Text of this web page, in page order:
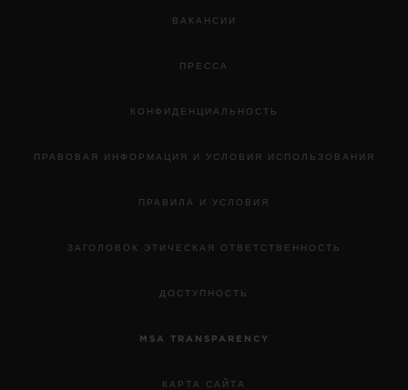
ВАКАНСИИ
ПРЕССА
КОНФИДЕНЦИАЛЬНОСТЬ
ПРАВОВАЯ ИНФОРМАЦИЯ И УСЛОВИЯ ИСПОЛЬЗОВАНИЯ
ПРАВИЛА И УСЛОВИЯ
ЗАГОЛОВОК ЭТИЧЕСКАЯ ОТВЕТСТВЕННОСТЬ
ДОСТУПНОСТЬ
MSA TRANSPARENCY
КАРТА САЙТА